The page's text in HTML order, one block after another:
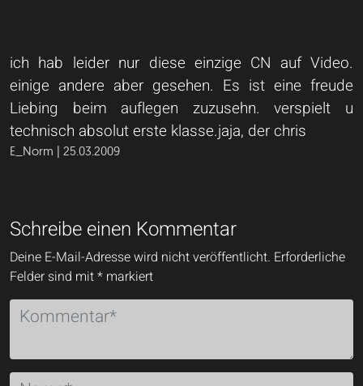
ich hab leider nur diese einzige CN auf Video.
einige andere aber gesehen. Es ist eine freude
Liebing beim auflegen zuzusehn. verspielt u
technisch absolut erste klasse.jaja, der chris
E_Norm | 25.03.2009
Schreibe einen Kommentar
Deine E-Mail-Adresse wird nicht veröffentlicht. Erforderliche
Felder sind mit* markiert